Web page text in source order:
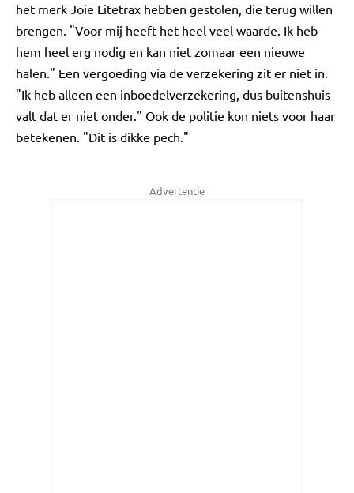
het merk Joie Litetrax hebben gestolen, die terug willen
brengen. "Voor mij heeft het heel veel waarde. Ik heb
hem heel erg nodig en kan niet zomaar een nieuwe
halen." Een vergoeding via de verzekering zit er niet in.
"Ik heb alleen een inboedelverzekering, dus buitenshuis
valt dat er niet onder." Ook de politie kon niets voor haar
betekenen. "Dit is dikke pech."
Advertentie